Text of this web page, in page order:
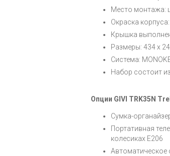
Место монтажа:
Окраска
Крышка
Размеры: 434 х
Система:
Набор состоит
Опции GIVI TRK35N
Сумка-
Портативная
колесиках E206
Автоматическое